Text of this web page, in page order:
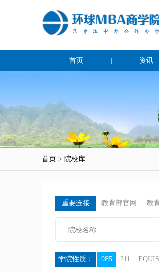
首页 资讯
首页 > 院校库
重要连接 教育部官网 教
学院性质： 985 211 EQUIS